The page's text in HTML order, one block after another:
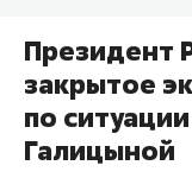
Президент
закрытое
по
Галицыной